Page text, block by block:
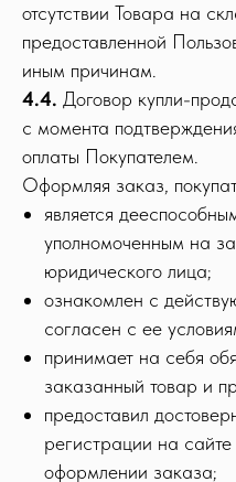
отсутствии Товара на
предоставленной
иным причинам.
4.4. Договор купли-
с момента
оплаты Покупателем.
Оформляя заказ,
является
уполномоченным на
юридического лица;
ознакомлен с
согласен с ее
принимает на себя
заказанный товар и
предоставил
регистрации на
оформлении заказа;